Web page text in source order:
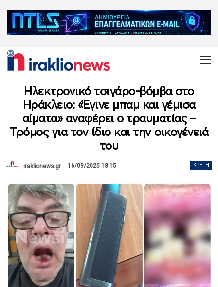
Ηλεκτρονικό τσιγάρο-βόμβα στο
Ηράκλειο: «Έγινε μπαμ και γέμισα
αίματα» αναφέρει ο τραυματίας –
Τρόμος για τον ίδιο και την οικογένειά
του
ΚΡΉΤΗ
iraklionews.gr 16/09/2025 18:15